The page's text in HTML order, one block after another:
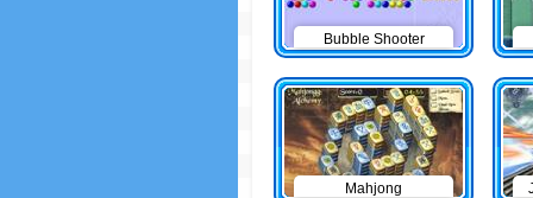
Bubble Shooter
Mahjong